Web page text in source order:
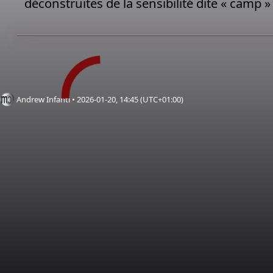
Andrew Infanti • 2026-01-20, 14:45 (UTC+01:00)